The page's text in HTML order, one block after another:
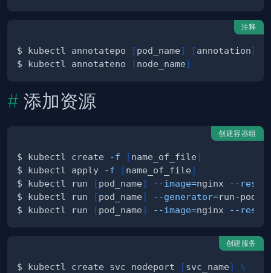
注释
$ kubectl annotatepo [pod_name] [annotation]
$ kubectl annotateno
[node_name]
添加资源
创建容器组
$ kubectl create -f [name_of_file]
$ kubectl apply
-f [name_of_file]
$ kubectl run
[pod_name] --image=nginx
--
$ kubectl run
[pod_name] --generator=run-pod/
$ kubectl run
[pod_name] --image=nginx --
创建服务
$ kubectl create svc nodeport [svc_name]
\